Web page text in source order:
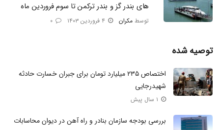
های بندر گز و بندر ترکمن تا سوم فروردین ماه
توسط مکران
توصیه شده
اختصاص ۲۳۵ میلیارد تومان برای جبران خسارت حادثه
شهیدرجایی
بررسی بودجه سازمان بنادر و راه آهن در دیوان محاسابات